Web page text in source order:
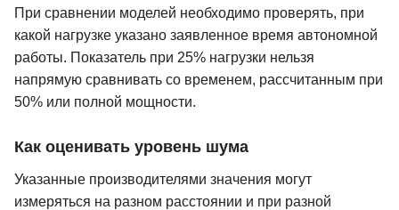
При сравнении моделей необходимо проверять, при
какой нагрузке указано заявленное время автономной
работы. Показатель при 25% нагрузки нельзя
напрямую сравнивать со временем, рассчитанным при
50% или полной мощности.
Как оценивать уровень шума
Указанные производителями значения могут
измеряться на разном расстоянии и при разной